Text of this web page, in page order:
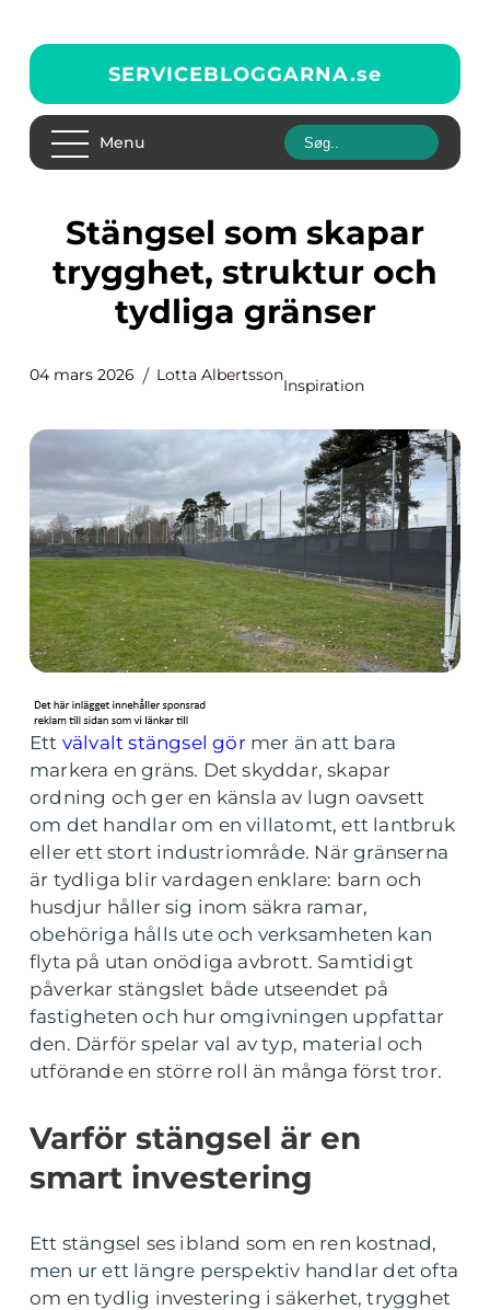
SERVICEBLOGGARNA.se
Menu
Stängsel som skapar
trygghet, struktur och
tydliga gränser
04 mars 2026 Lotta Albertsson
Inspiration
Ett välvalt stängsel görmer än att bara
markera en gräns. Det skyddar, skapar
ordning och ger en känsla av lugn oavsett
om det handlar om en villatomt, ett lantbruk
eller ett stort industriområde. När gränserna
är tydliga blir vardagen enklare: barn och
husdjur håller sig inom säkra ramar,
obehöriga hålls ute och verksamheten kan
flyta på utan onödiga avbrott. Samtidigt
påverkar stängslet både utseendet på
fastigheten och hur omgivningen uppfattar
den. Därför spelar val av typ, material och
utförande en större roll än många först tror.
Varför stängsel är en
smart investering
Ett stängsel ses ibland som en ren kostnad,
men ur ett längre perspektiv handlar det ofta
om en tydlig investering i säkerhet, trygghet